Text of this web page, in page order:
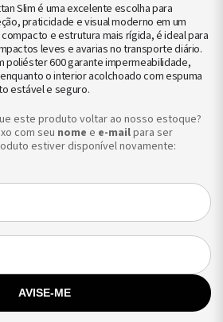
Slim é uma excelente escolha para
praticidade e visual moderno em um
e estrutura mais rígida, é ideal para
leves e avarias no transporte diário.
poliéster 600 garante impermeabilidade,
o interior acolchoado com espuma
estável e seguro.
este produto voltar ao nosso estoque?
com seu nome e e-mailpara ser
estiver disponível novamente:
AVISE-ME